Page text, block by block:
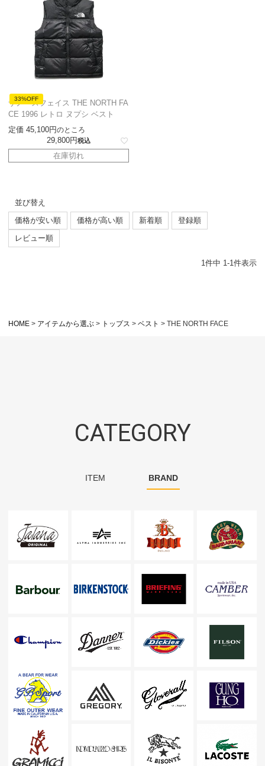
33%OFF
ザノースフェイス THE NORTH FA
CE 1996 レトロ ヌプシ ベスト
定価 45,100 のところ
29,800 税込
在庫切れ
並び替え
価格が安い順
価格が高い順 新着順
登録順
レビュー順
1件中 1-1件表示
HOME アイテムから選ぶ トップス ベスト THE NORTH FACE
CATEGORY
ITEM BRAND